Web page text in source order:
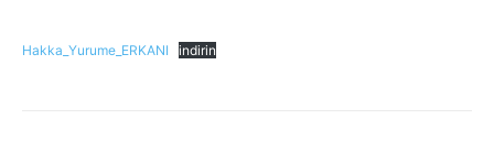
Hakka_Yurume_ERKANI indirin